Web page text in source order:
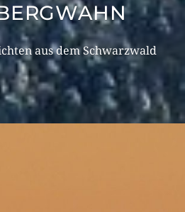
aus dem Schwarzwald